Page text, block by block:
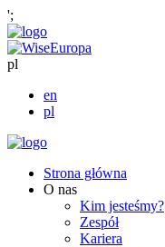
';
pl
en
pl
Strona główna
O nas
Kim jesteśmy?
Zespół
Kariera